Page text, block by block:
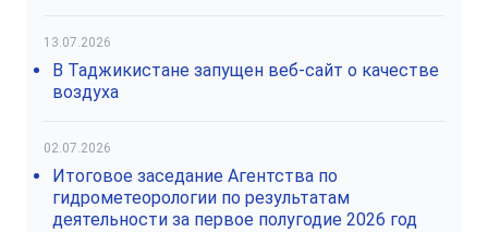
13.07.2026
В Таджикистане запущен веб-сайт о качестве
воздуха
02.07.2026
Итоговое заседание Агентства по
гидрометеорологии по результатам
деятельности за первое полугодие 2026 год